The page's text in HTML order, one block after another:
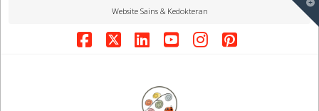
Website Sains & Kedokteran
Facebook
X LinkedIn
YouTube
Instagram
Pinterest